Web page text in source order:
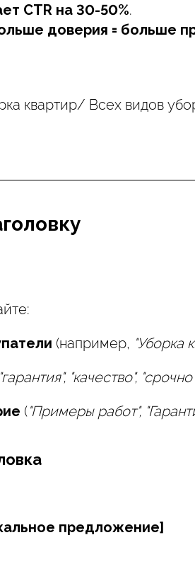
CTR на 30-50%.
доверия = больше
квартир/ Всех видов
(например, "Уборка
"гарантия", "качество", "срочно"
("Примеры работ",
предложение]